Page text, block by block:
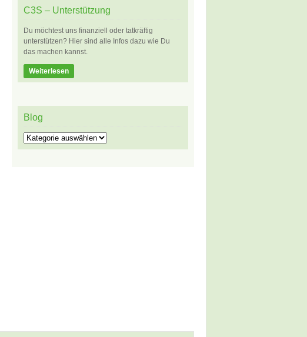
C3S – Unterstützung
Du möchtest uns finanziell oder tatkräftig
unterstützen? Hier sind alle Infos dazu wie Du
das machen kannst.
Weiterlesen
Blog
Blog